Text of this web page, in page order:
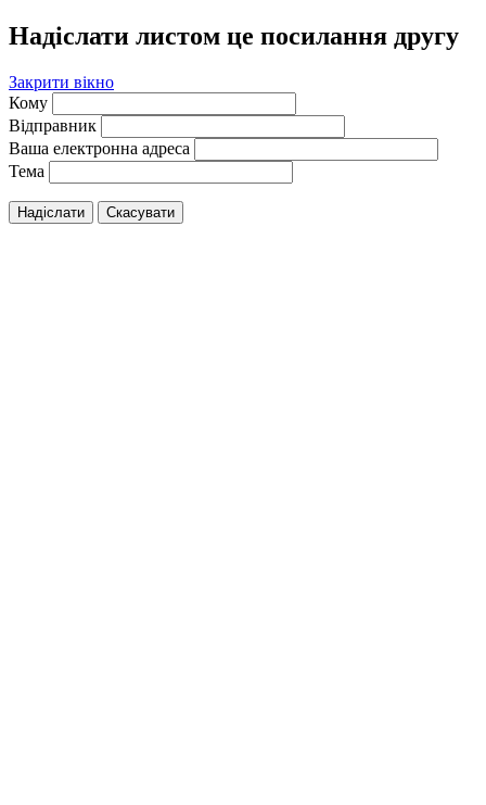
Надіслати листом це посилання другу
Закрити вікно
Кому
Відправник
Ваша електронна адреса
Тема
Надіслати Скасувати